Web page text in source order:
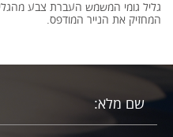
גליל גומי המשמש העברת צבע
המחזיק את הנייר המודפס.